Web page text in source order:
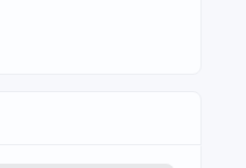
считают, что
мы открыты для